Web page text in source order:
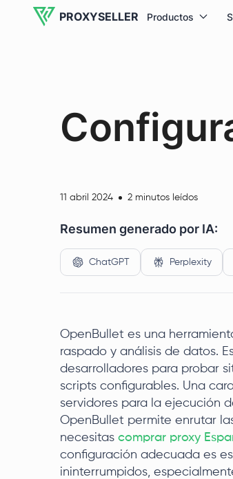
PROXYSELLER Productos
11 abril 2024 2 minutos leídos
Resumen generado por IA:
ChatGPT Perplexity
OpenBullet es una
raspado y análisis de datos.
desarrolladores para probar
scripts configurables. Una
servidores para la ejecución
OpenBullet permite enrutar
necesitas comprar proxy
configuración adecuada es
ininterrumpidos,